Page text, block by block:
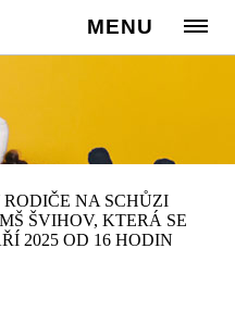
MENU
Cesta:www.zssvihov.info
Rodiče >Spolek rodičů
NA SCHŮZI
ŠVIHOV, KTERÁ SE
2025 OD 16 HODIN